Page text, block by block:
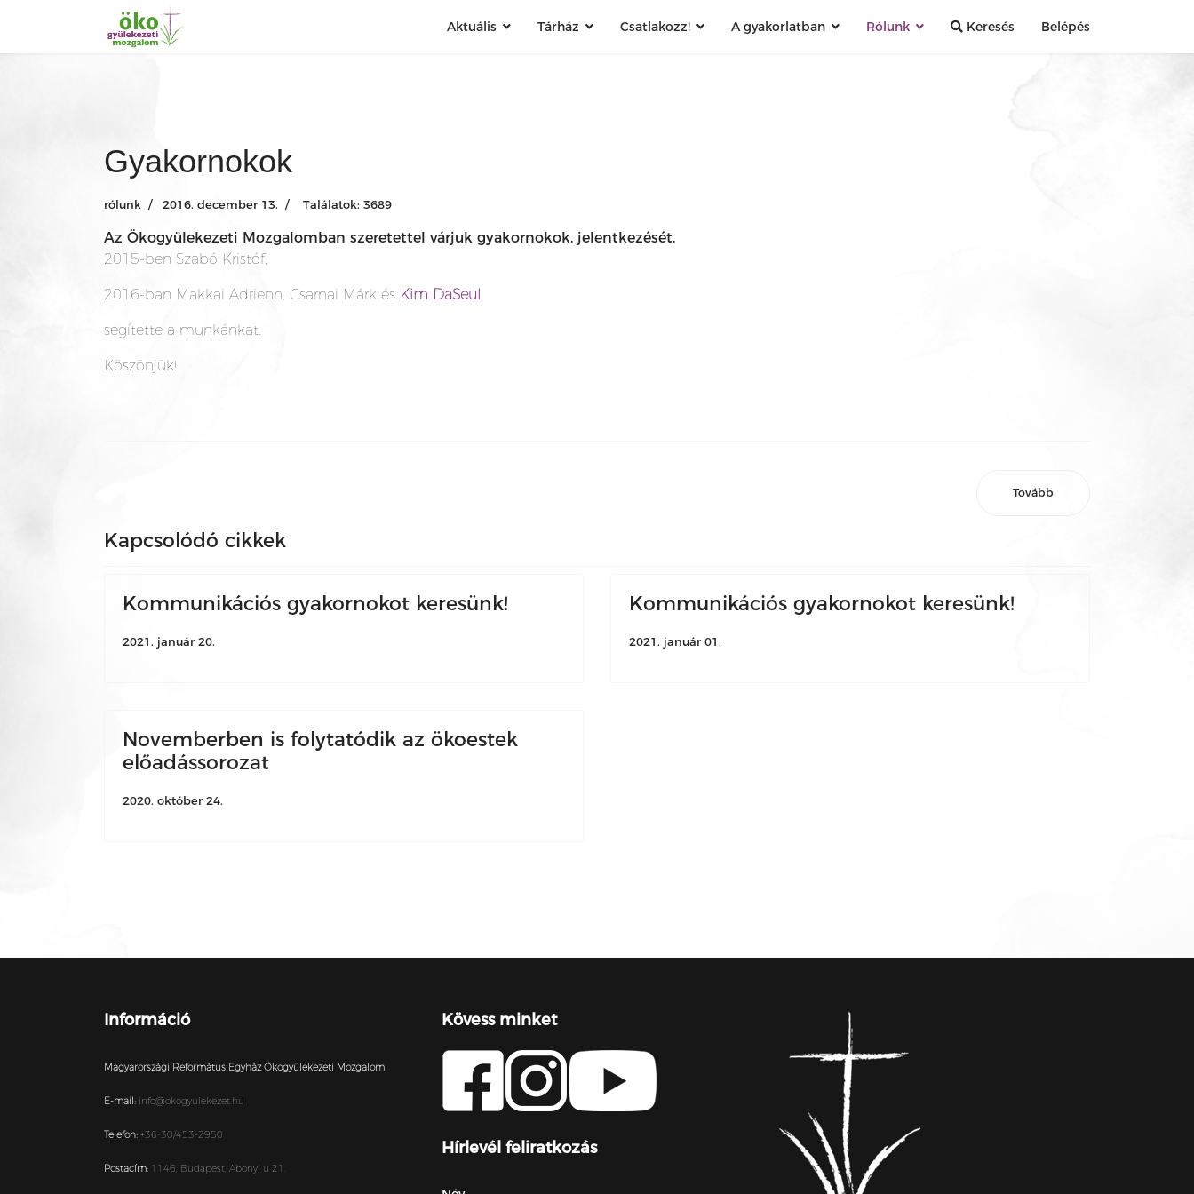
Aktuális Tárház Csatlakozz! A gyakorlatban Rólunk Keresés Belépés
Gyakornokok
rólunk 2016. december 13. Találatok: 3689
Az Ökogyülekezeti Mozgalomban szeretettel várjuk gyakornokok. jelentkezését.
2015-ben Szabó Kristóf;
2016-ban Makkai Adrienn, Csarnai Márk és Kim DaSeul
segítette a munkánkat.
Köszönjük!
Tovább
Kapcsolódó cikkek
Kommunikációs gyakornokot keresünk!
2021. január 20.
Kommunikációs gyakornokot keresünk!
2021. január 01.
Novemberben is folytatódik az ökoestek
előadássorozat
2020. október 24.
Információ
Magyarországi Református Egyház Ökogyülekezeti Mozgalom
E-mail: info@okogyulekezet.hu
Telefon: +36-30/453-2950
Postacím: 1146, Budapest, Abonyi u 21.
Kövess minket
Hírlevél feliratkozás